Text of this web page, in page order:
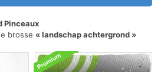
Pinceaux
brosse
landschap achtergrond